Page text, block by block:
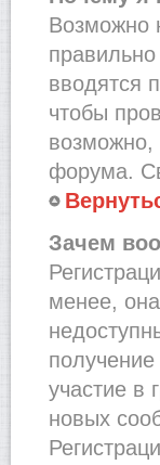
Возможно
вводятся
чтобы
возможно,
форума.
Зачем
менее,
участие в
новых